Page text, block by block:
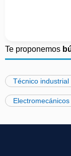
Te proponemos
Técnico industrial
Electromecánicos